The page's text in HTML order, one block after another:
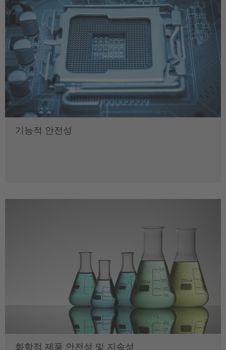
기능적 안전성
화학적 제품 안전성 및 지속성